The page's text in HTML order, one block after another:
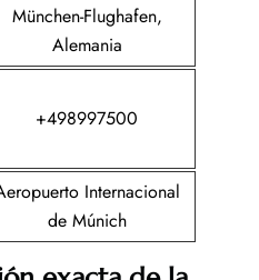
München-Flughafen,
Alemania
+498997500
Internacional
de Múnich